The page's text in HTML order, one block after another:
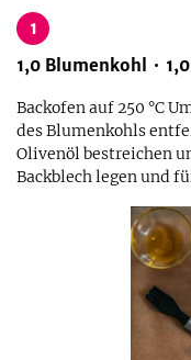
1
1,0 Blumenkohl 1,0
Backofen auf 250 °C
des Blumenkohls
Olivenöl bestreichen
Backblech legen und